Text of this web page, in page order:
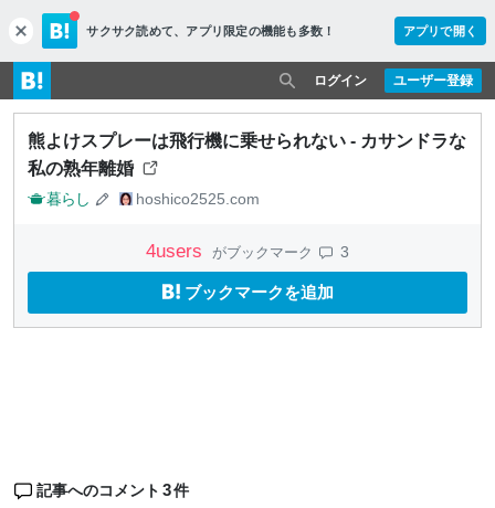
c
l
o
s
e
サクサク読めて、 アプリ限定の機能も多数！ アプリで開く
ユーザー登録
ログイン
熊よけスプレーは飛行機に乗せられない - カサンドラな
私の熟年離婚
暮らし hoshico2525.com
4users がブックマーク 3
ブックマークを追加
記事へのコメント 3件